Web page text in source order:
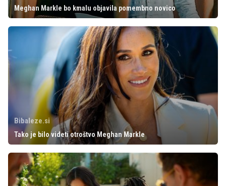
Meghan Markle bo kmalu objavila pomembno novico
Bibaleze.si
Tako je bilo videti otroštvo Meghan Markle